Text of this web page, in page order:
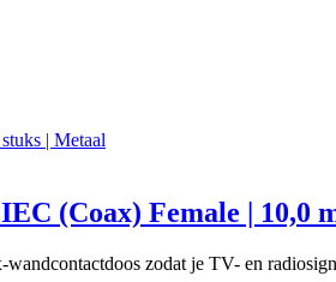
(Coax) Female | 10,0
zodat je TV- en